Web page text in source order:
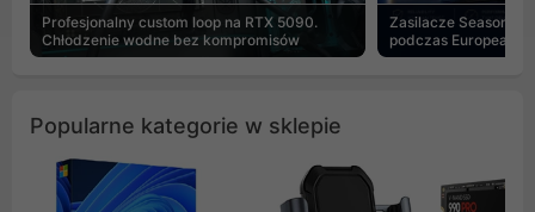
Profesjonalny custom loop na RTX 5090.
Chłodzenie wodne bez kompromisów
Zasilacze Seasonic
podczas European
Popularne kategorie w sklepie